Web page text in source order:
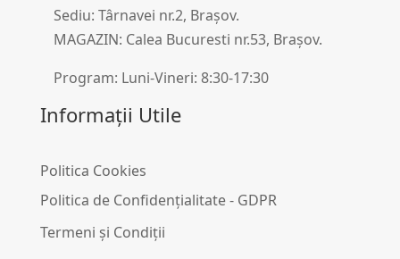
Sediu: Târnavei nr.2, Brașov.
MAGAZIN: Calea Bucuresti nr.53, Brașov.
Program: Luni-Vineri: 8:30-17:30
Informații Utile
Politica Cookies
Politica de Confidențialitate - GDPR
Termeni și Condiții